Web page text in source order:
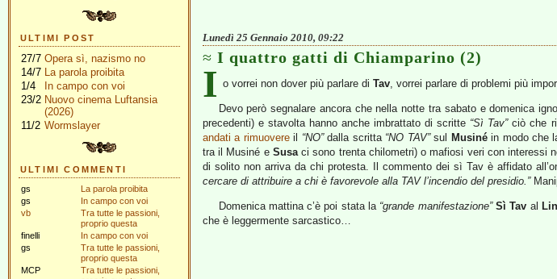
ULTIMI POST
27/7 Opera sì, nazismo no
14/7 La parola proibita
1/4
In campo con voi
23/2 Nuovo cinema Luftansia
(2026)
11/2 Wormslayer
ULTIMI COMMENTI
gs
La parola proibita
gs
In campo con voi
vb
Tra tutte le passioni,
proprio questa
finelli
In campo con voi
gs
Tra tutte le passioni,
proprio questa
MCP
Tra tutte le passioni,
Lunedì 25 Gennaio 2010, 09:22
I quattro gatti di Chiamparino (2)
I o vorrei non dover più parlare di Tav, vorrei parlare di problemi più
Devo però segnalare ancora che nella notte tra sabato e domenica
precedenti) e stavolta hanno anche imbrattato di scritte “Sì Tav”ciò che
andati a rimuovereil “NO”dalla scritta “NO TAV”sul Musinéin modo che
tra il Musiné e Susaci sono trenta chilometri) o mafiosi veri con interessi
di solito non arriva da chi protesta. Il commento dei sì Tav è affidato
cercare di attribuire a chi è favorevole alla TAV l’incendio del presidio.”
Domenica mattina c’è poi stata la “grande manifestazione” Sì Tav al
che è leggermente sarcastico…